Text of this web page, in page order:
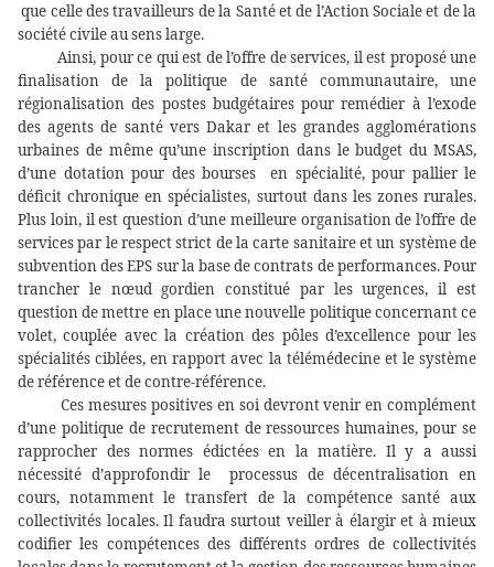
que celle des travailleurs de la Santé et de l’Action Sociale et de la
société civile au sens large.
Ainsi, pour ce qui est de l’offre de services, il est proposé une
finalisation de la politique de santé communautaire, une
régionalisation des postes budgétaires pour remédier à l’exode
des agents de santé vers Dakar et les grandes agglomérations
urbaines de même qu’une inscription dans le budget du MSAS,
d’une dotation pour des bourses
en spécialité, pour pallier le
déficit chronique en spécialistes, surtout dans les zones rurales.
Plus loin, il est question d’une meilleure organisation de l’offre de
services par le respect strict de la carte sanitaire et un système de
subvention des EPS sur la base de contrats de performances. Pour
trancher le nœud gordien constitué par les urgences, il est
question de mettre en place une nouvelle politique concernant ce
volet, couplée avec la création des pôles d’excellence pour les
spécialités ciblées, en rapport avec la télémédecine et le système
de référence et de contre-référence.
Ces mesures positives en soi devront venir en complément
d’une politique de recrutement de ressources humaines, pour se
rapprocher des normes édictées en la matière. Il y a aussi
nécessité d’approfondir le
processus de décentralisation en
cours, notamment le transfert de la compétence santé aux
collectivités locales. Il faudra surtout veiller à élargir et à mieux
codifier les compétences des différents ordres de collectivités